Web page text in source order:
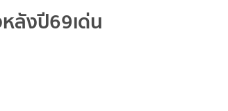
ลังปี69เด่น